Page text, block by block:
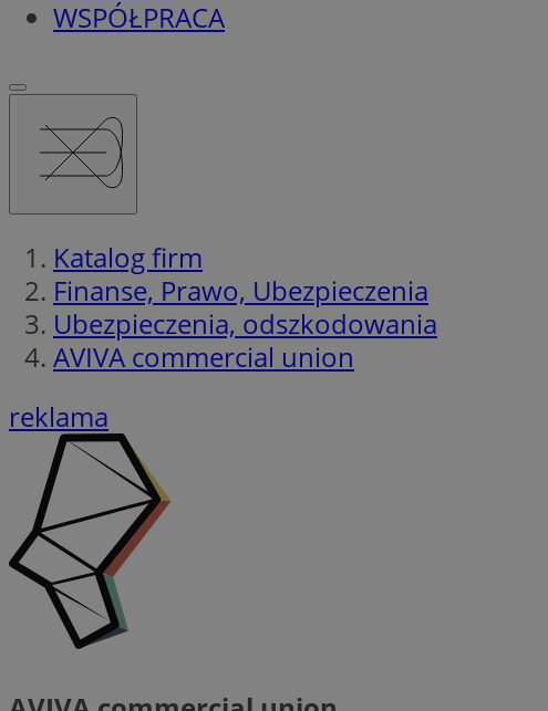
WSPÓŁPRACA
Katalog firm
Finanse, Prawo, Ubezpieczenia
Ubezpieczenia, odszkodowania
AVIVA commercial union
reklama